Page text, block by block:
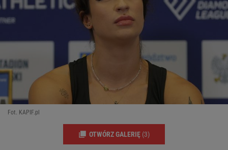
Fot. KAPIF.pl
OTWÓRZ GALERIĘ (3)